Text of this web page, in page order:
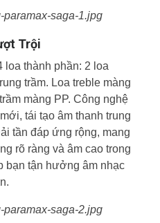
Trội
loa thành phần: 2 loa
trầm. Loa treble màng
màng PP. Công nghệ
tái tạo âm thanh trung
tần đáp ứng rộng, mang
rõ ràng và âm cao trong
bạn tận hưởng âm nhạc